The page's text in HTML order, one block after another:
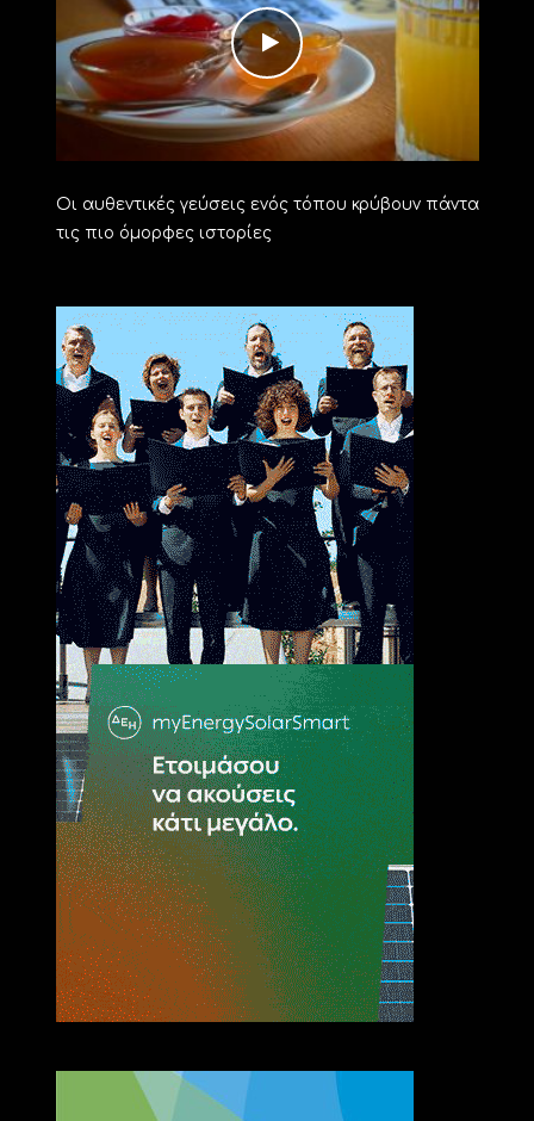
Οι αυθεντικές γεύσεις ενός τόπου κρύβουν πάντα
τις πιο όμορφες ιστορίες